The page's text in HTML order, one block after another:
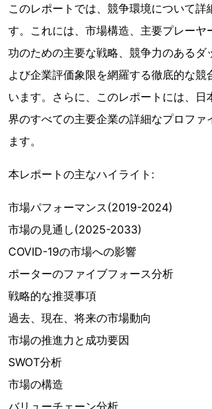
このレポートでは、競争環境について詳
す。これには、市場構造、主要プレーヤ
功のための主要な戦略、競争力のあるダ
よび企業評価象限を網羅する徹底的な競
います。さらに、このレポートには、日
界のすべての主要企業の詳細なプロファ
ます。
本レポートの主なハイライト:
市場パフォーマンス(2019-2024)
市場の見通し(2025-2033)
COVID-19の市場への影響
ポーターのファイブフォース分析
戦略的な推奨事項
過去、現在、将来の市場動向
市場の推進力と成功要因
SWOT分析
市場の構造
バリューチェーン分析